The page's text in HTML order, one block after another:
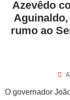
Azevêdo
rumo ao
O governador